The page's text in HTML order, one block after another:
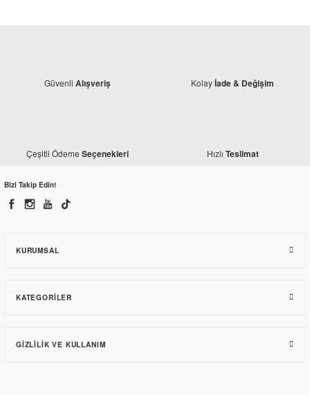
Güvenli Alışveriş Kolayİade & Değişim
Çeşitli Ödeme Seçenekleri Hızlı Teslimat
Bizi Takip Edin!
KURUMSAL
KATEGORILER
GIZLILIK VE KULLANIM